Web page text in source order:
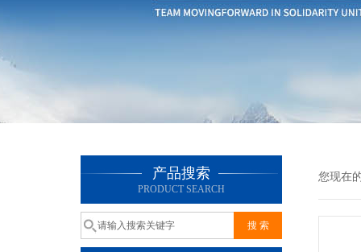
产品搜索
PRODUCT SEARCH
您现在